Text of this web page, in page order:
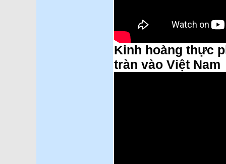
Kinh hoàng thực
tràn vào Việt Nam